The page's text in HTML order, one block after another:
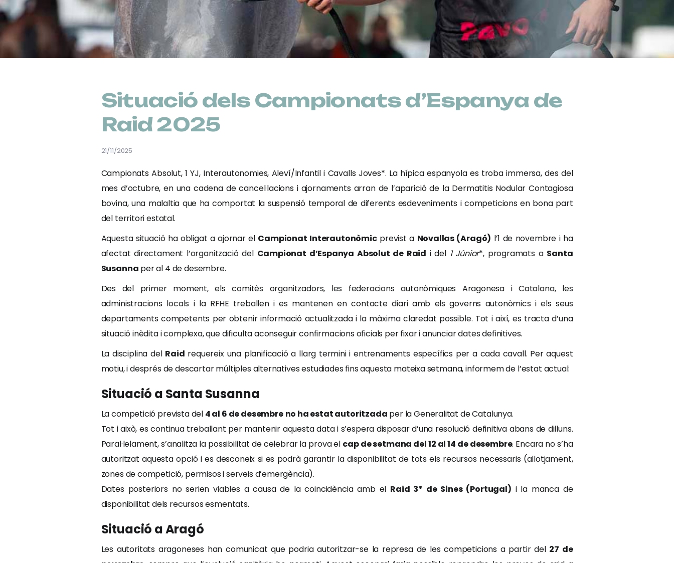
Situació dels Campionats d’Espanya de
Raid 2025
21/11/2025
Campionats Absolut, 1 YJ, Interautonomies, Aleví/Infantil i Cavalls Joves*. La hípica espanyola es troba immersa, des del
mes d’octubre, en una cadena de cancel·lacions i ajornaments arran de l’aparició de la Dermatitis Nodular Contagiosa
bovina, una malaltia que ha comportat la suspensió temporal de diferents esdeveniments i competicions en bona part
del territori estatal.
Aquesta situació ha obligat a ajornar el Campionat Interautonòmicprevist a Novallas (Aragó) l’1 de novembre i ha
afectat directament l’organització del Campionat d’Espanya Absolut de Raid i del 1 Júnior*, programats a Santa
Susanna per al 4 de desembre.
Des del primer moment, els comitès organitzadors, les federacions autonòmiques Aragonesa i Catalana, les
administracions locals i la RFHE treballen i es mantenen en contacte diari amb els governs autonòmics i els seus
departaments competents per obtenir informació actualitzada i la màxima claredat possible. Tot i així, es tracta d’una
situació inèdita i complexa, que dificulta aconseguir confirmacions oficials per fixar i anunciar dates definitives.
La disciplina del Raid requereix una planificació a llarg termini i entrenaments específics per a cada cavall. Per aquest
motiu, i després de descartar múltiples alternatives estudiades fins aquesta mateixa setmana, informem de l’estat actual:
Situació a Santa Susanna
La competició prevista del 4 al 6 de desembre no ha estat autoritzada per la Generalitat de Catalunya.
Tot i això, es continua treballant per mantenir aquesta data i s’espera disposar d’una resolució definitiva abans de dilluns.
Paral·lelament, s’analitza la possibilitat de celebrar la prova el cap de setmana del 12 al 14 de desembre. Encara no s’ha
autoritzat aquesta opció i es desconeix si es podrà garantir la disponibilitat de tots els recursos necessaris (allotjament,
zones de competició, permisos i serveis d’emergència).
Dates posteriors no serien viables a causa de la coincidència amb el Raid 3* de Sines (Portugal) i la manca de
disponibilitat dels recursos esmentats.
Situació a Aragó
Les autoritats aragoneses han comunicat que podria autoritzar-se la represa de les competicions a partir del 27 de